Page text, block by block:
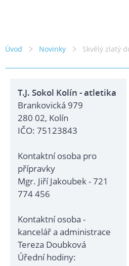
Úvod Novinky Skvělý zlatý
T.J. Sokol Kolín - atletika
Brankovická 979
280 02, Kolín
IČO: 75123843
Kontaktní osoba pro
přípravky
Mgr. Jiří Jakoubek - 721
774 456
Kontaktní osoba -
kancelář a administrace
Tereza Doubková
Úřední hodiny: